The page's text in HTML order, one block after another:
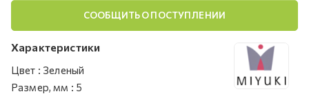
СООБЩИТЬ О ПОСТУПЛЕНИИ
Характеристики
Цвет : Зеленый
Размер, мм : 5